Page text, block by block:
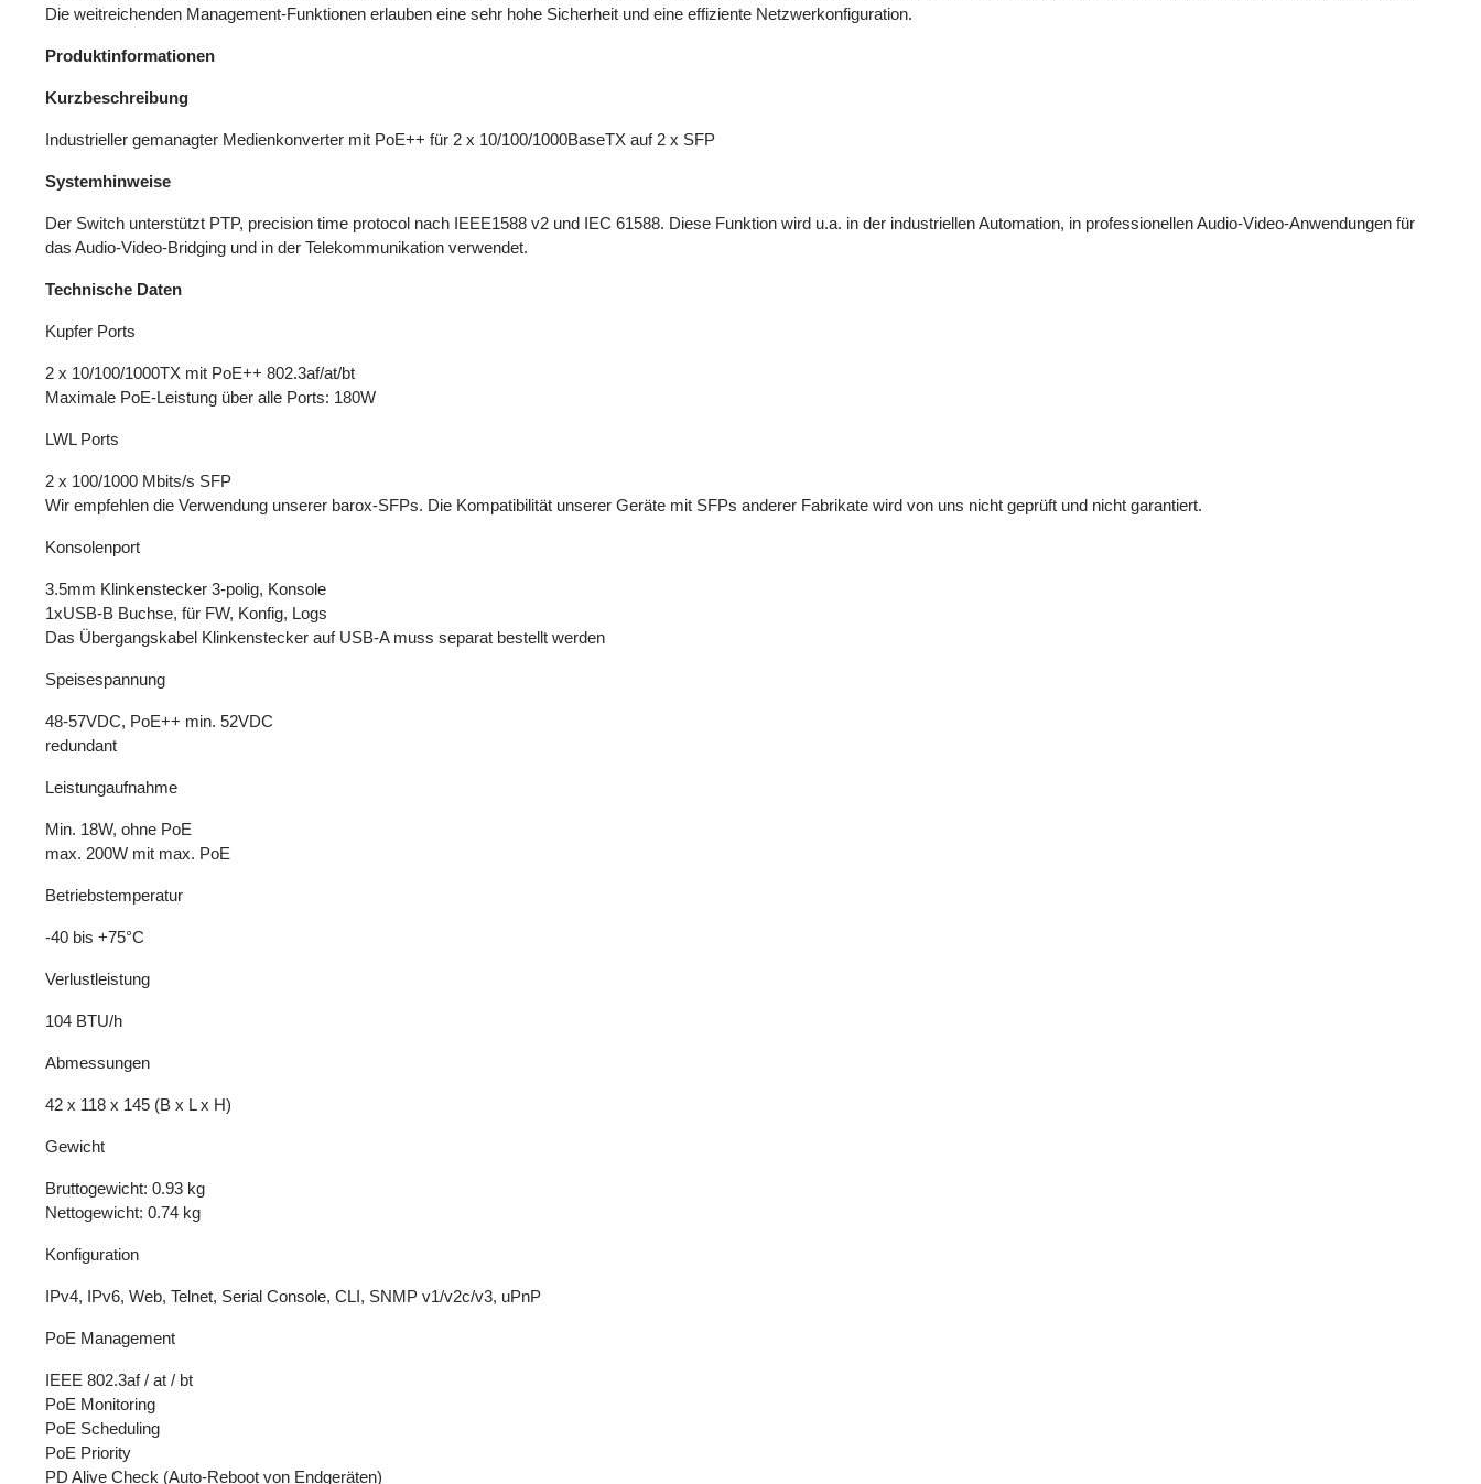
Die weitreichenden Management-Funktionen erlauben eine sehr hohe Sicherheit und eine effiziente Netzwerkonfiguration.
Produktinformationen
Kurzbeschreibung
Industrieller gemanagter Medienkonverter mit PoE++ für 2 x 10/100/1000BaseTX auf 2 x SFP
Systemhinweise
Der Switch unterstützt PTP, precision time protocol nach IEEE1588 v2 und IEC 61588. Diese Funktion wird u.a. in der industriellen Automation, in professionellen Audio-Video-Anwendungen für
das Audio-Video-Bridging und in der Telekommunikation verwendet.
Technische Daten
Kupfer Ports
2 x 10/100/1000TX mit PoE++ 802.3af/at/bt
Maximale PoE-Leistung über alle Ports: 180W
LWL Ports
2 x 100/1000 Mbits/s SFP
Wir empfehlen die Verwendung unserer barox-SFPs. Die Kompatibilität unserer Geräte mit SFPs anderer Fabrikate wird von uns nicht geprüft und nicht garantiert.
Konsolenport
3.5mm Klinkenstecker 3-polig, Konsole
1xUSB-B Buchse, für FW, Konfig, Logs
Das Übergangskabel Klinkenstecker auf USB-A muss separat bestellt werden
Speisespannung
48-57VDC, PoE++ min. 52VDC
redundant
Leistungaufnahme
Min. 18W, ohne PoE
max. 200W mit max. PoE
Betriebstemperatur
-40 bis +75°C
Verlustleistung
104 BTU/h
Abmessungen
42 x 118 x 145 (B x L x H)
Gewicht
Bruttogewicht: 0.93 kg
Nettogewicht: 0.74 kg
Konfiguration
IPv4, IPv6, Web, Telnet, Serial Console, CLI, SNMP v1/v2c/v3, uPnP
PoE Management
IEEE 802.3af / at / bt
PoE Monitoring
PoE Scheduling
PoE Priority
PD Alive Check (Auto-Reboot von Endgeräten)